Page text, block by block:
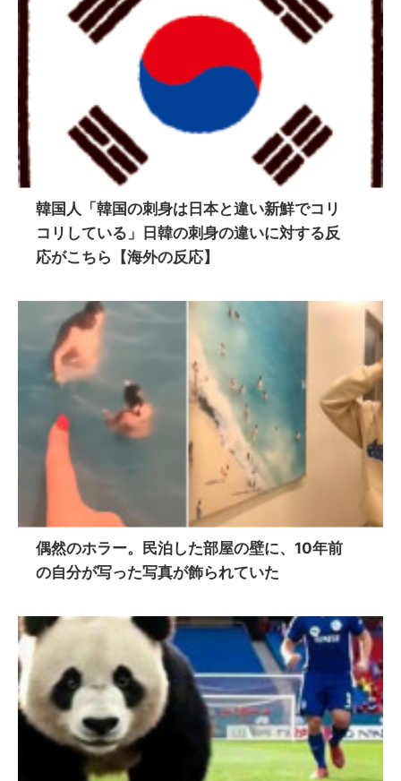
韓国人「韓国の刺身は日本と違い新鮮でコリ
コリしている」日韓の刺身の違いに対する反
応がこちら【海外の反応】
偶然のホラー。民泊した部屋の壁に、10年前
の自分が写った写真が飾られていた